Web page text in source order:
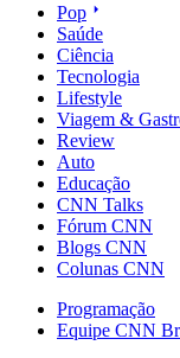
Pop
Saúde
Ciência
Tecnologia
Lifestyle
Viagem &
Review
Auto
Educação
CNN Talks
Fórum CNN
Blogs CNN
Colunas CNN
Programação
Equipe CNN